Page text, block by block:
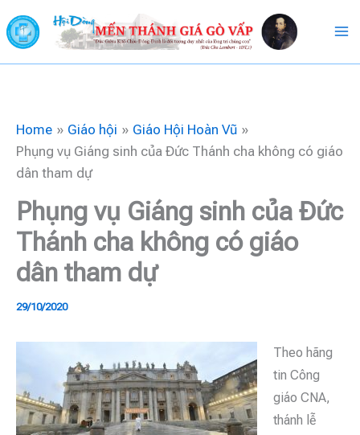
to
content
Home Giáo hội
Giáo Hội Hoàn Vũ
Phụng vụ Giáng sinh của Đức Thánh cha không có giáo
dân tham dự
Phụng vụ Giáng sinh của Đức
Thánh cha không có giáo
dân tham dự
29/10/2020
Theo hãng
tin Công
giáo CNA,
thánh lễ